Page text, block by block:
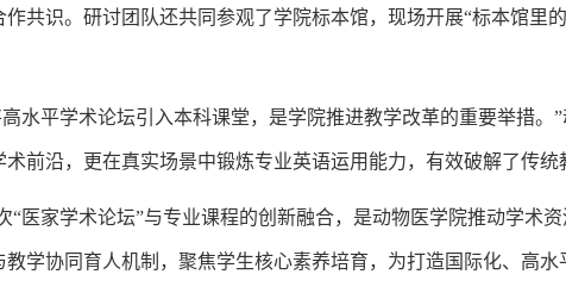
作共识。研讨团队还共同参观了学院标本馆，现场开展“标本馆里
高水平学术论坛引入本科课堂，是学院推进教学改革的重要举措
术前沿，更在真实场景中锻炼专业英语运用能力，有效破解了传统
“医家学术论坛”与专业课程的创新融合，是动物医学院推动学术
教学协同育人机制，聚焦学生核心素养培育，为打造国际化、高